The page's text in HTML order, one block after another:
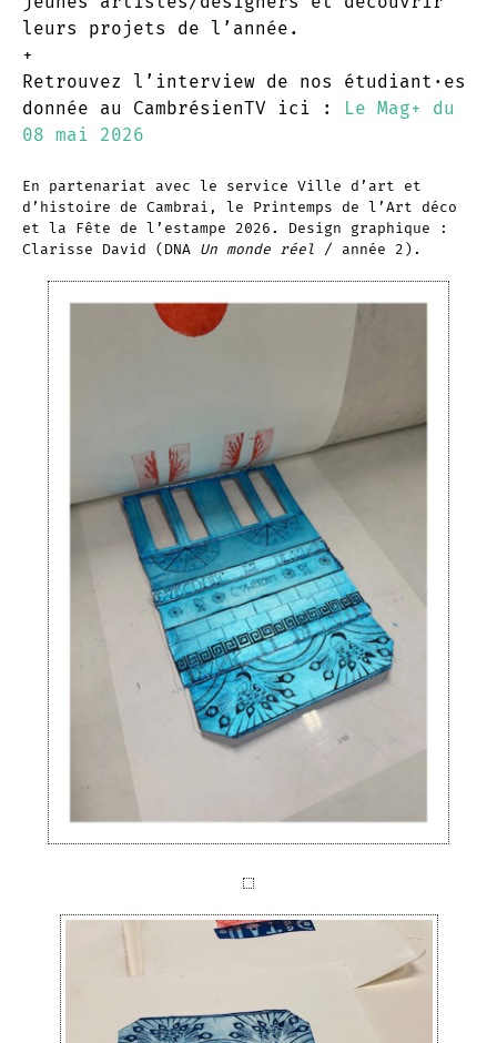
leurs projets de l’année.
+
Retrouvez l’interview de nos étudiant·es
donnée au CambrésienTV ici :
Le Mag+ du
08 mai 2026
En partenariat avec le service Ville d’art et
d’histoire de Cambrai, le Printemps de l’Art déco
et la Fête de l’estampe 2026. Design graphique :
Clarisse David (DNA Un monde réel / année 2).